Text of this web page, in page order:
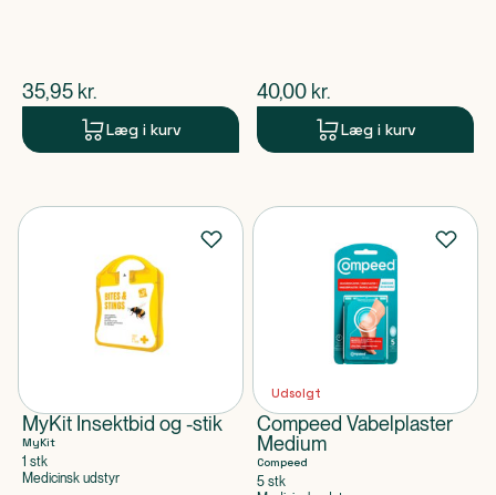
$nuværende pris
35,95 kr.
Læg i kurv
$nuværende pris
40,00 kr.
Læg i kurv
MyKit Insektbid og -stik
MyKit
1 stk
Medicinsk udstyr
Udsolgt
Compeed Vabelplaster
Medium
Compeed
5 stk